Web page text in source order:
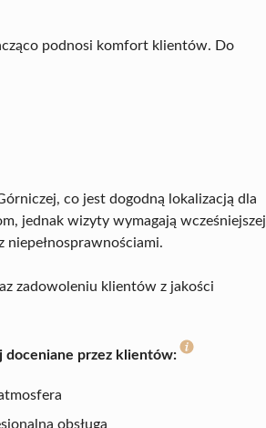
podnosi komfort klientów. Do
co jest dogodną lokalizacją dla
jednak wizyty wymagają wcześniejszej
niepełnosprawnościami.
zadowoleniu klientów z jakości
doceniane przez klientów:
obsługa